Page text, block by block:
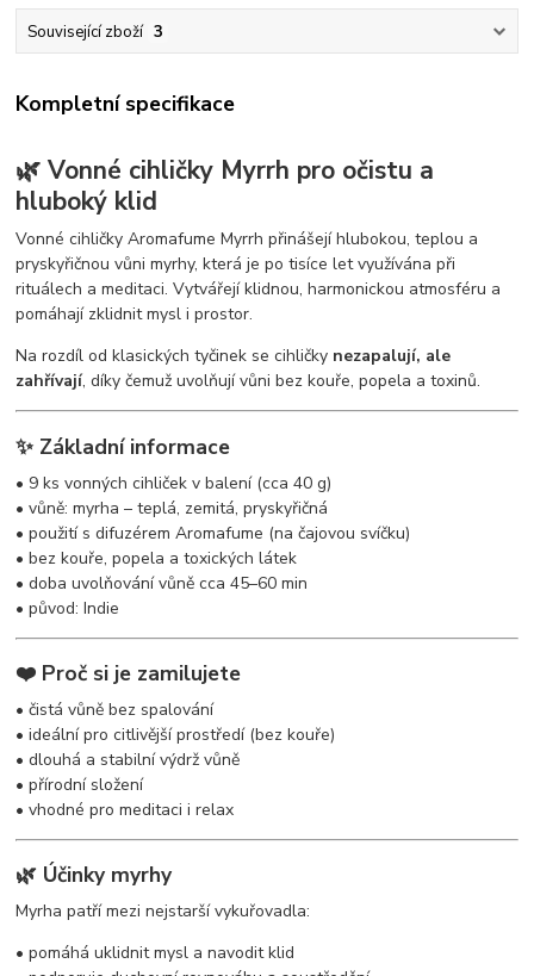
Související zboží 3
Kompletní specifikace
🌿 Vonné cihličky Myrrh pro očistu a
hluboký klid
Vonné cihličky Aromafume Myrrh přinášejí hlubokou, teplou a
pryskyřičnou vůni myrhy, která je po tisíce let využívána při
rituálech a meditaci. Vytvářejí klidnou, harmonickou atmosféru a
pomáhají zklidnit mysl i prostor.
Na rozdíl od klasických tyčinek se cihličky nezapalují, ale
zahřívají, díky čemuž uvolňují vůni bez kouře, popela a toxinů.
✨ Základní informace
• 9 ks vonných cihliček v balení (cca 40 g)
• vůně: myrha – teplá, zemitá, pryskyřičná
• použití s difuzérem Aromafume (na čajovou svíčku)
• bez kouře, popela a toxických látek
• doba uvolňování vůně cca 45–60 min
• původ: Indie
❤️ Proč si je zamilujete
• čistá vůně bez spalování
• ideální pro citlivější prostředí (bez kouře)
• dlouhá a stabilní výdrž vůně
• přírodní složení
• vhodné pro meditaci i relax
🌿 Účinky myrhy
Myrha patří mezi nejstarší vykuřovadla:
• pomáhá uklidnit mysl a navodit klid